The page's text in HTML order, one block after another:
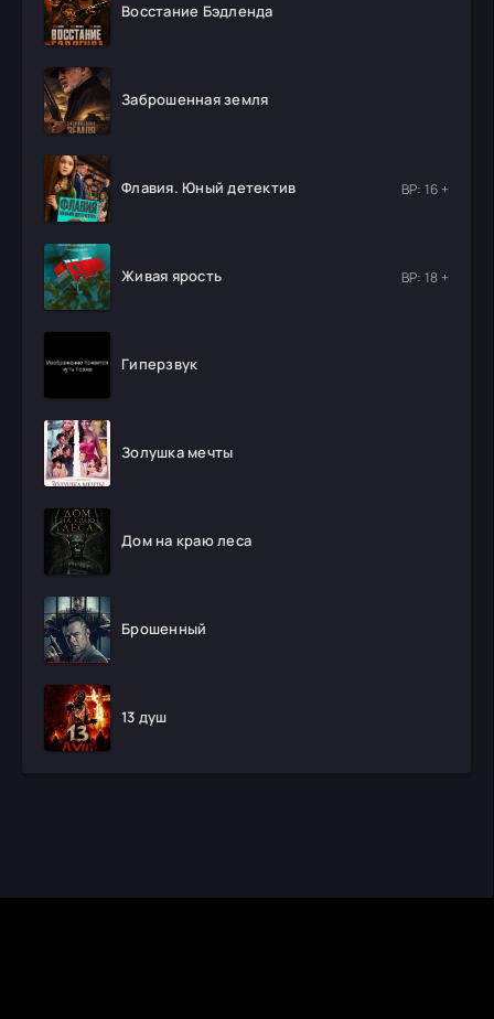
Восстание Бэдленда
Заброшенная земля
Флавия. Юный детектив ВР: 16 +
Живая ярость ВР: 18 +
Гиперзвук
Золушка мечты
Дом на краю леса
Брошенный
13 душ